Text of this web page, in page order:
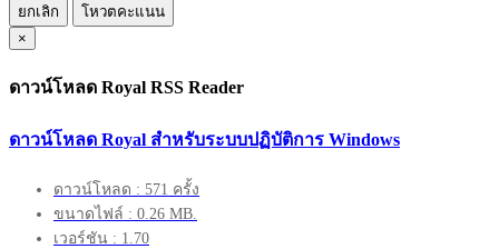
ยกเลิก
โหวตคะแนน
×
ดาวน์โหลด Royal RSS Reader
ดาวน์โหลด Royal สำหรับระบบปฏิบัติการ Windows
ดาวน์โหลด : 571 ครั้ง
ขนาดไฟล์ : 0.26 MB.
เวอร์ชัน : 1.70